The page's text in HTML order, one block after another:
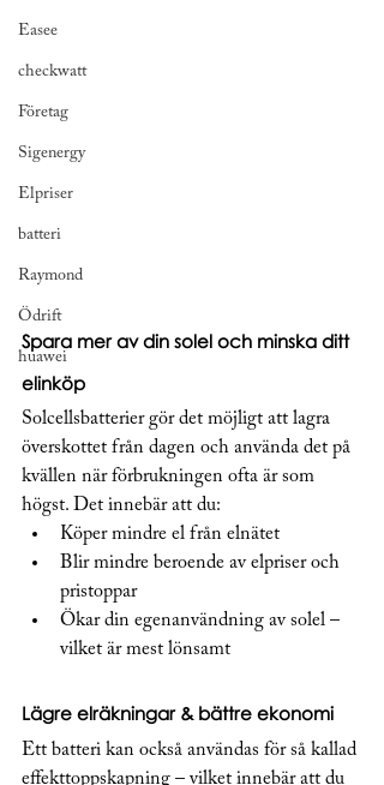
Easee
checkwatt
Företag
Sigenergy
Elpriser
batteri
Raymond
Ödrift
huawei
Spara mer av din solel och minska ditt
elinköp
Solcellsbatterier gör det möjligt att lagra
överskottet från dagen och använda det på
kvällen när förbrukningen ofta är som
högst. Det innebär att du:
Köper mindre el från elnätet
Blir mindre beroende av elpriser och
pristoppar
Ökar din egenanvändning av solel –
vilket är mest lönsamt
Lägre elräkningar & bättre ekonomi
Ett batteri kan också användas för så kallad
effekttoppskapning – vilket innebär att du